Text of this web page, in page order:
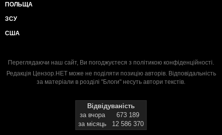
ПОЛЬЩА
ЗСУ
США
Переглядаючи наш сайт, Ви погоджуєтеся з політикою конфіденційності.
Редакція Цензор.НЕТ може не поділяти позицію авторів. Відповідальність
за матеріали в розділі "Блоги" несуть автори текстів.
Відвідуваність
за вчора
673 189
за місяць
12 586 370